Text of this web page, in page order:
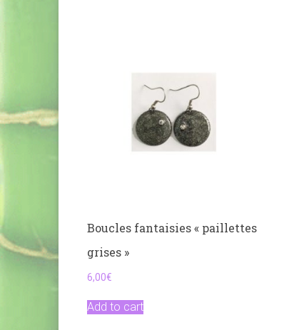
Boucles fantaisies « paillettes
grises »
6,00€
Add to cart